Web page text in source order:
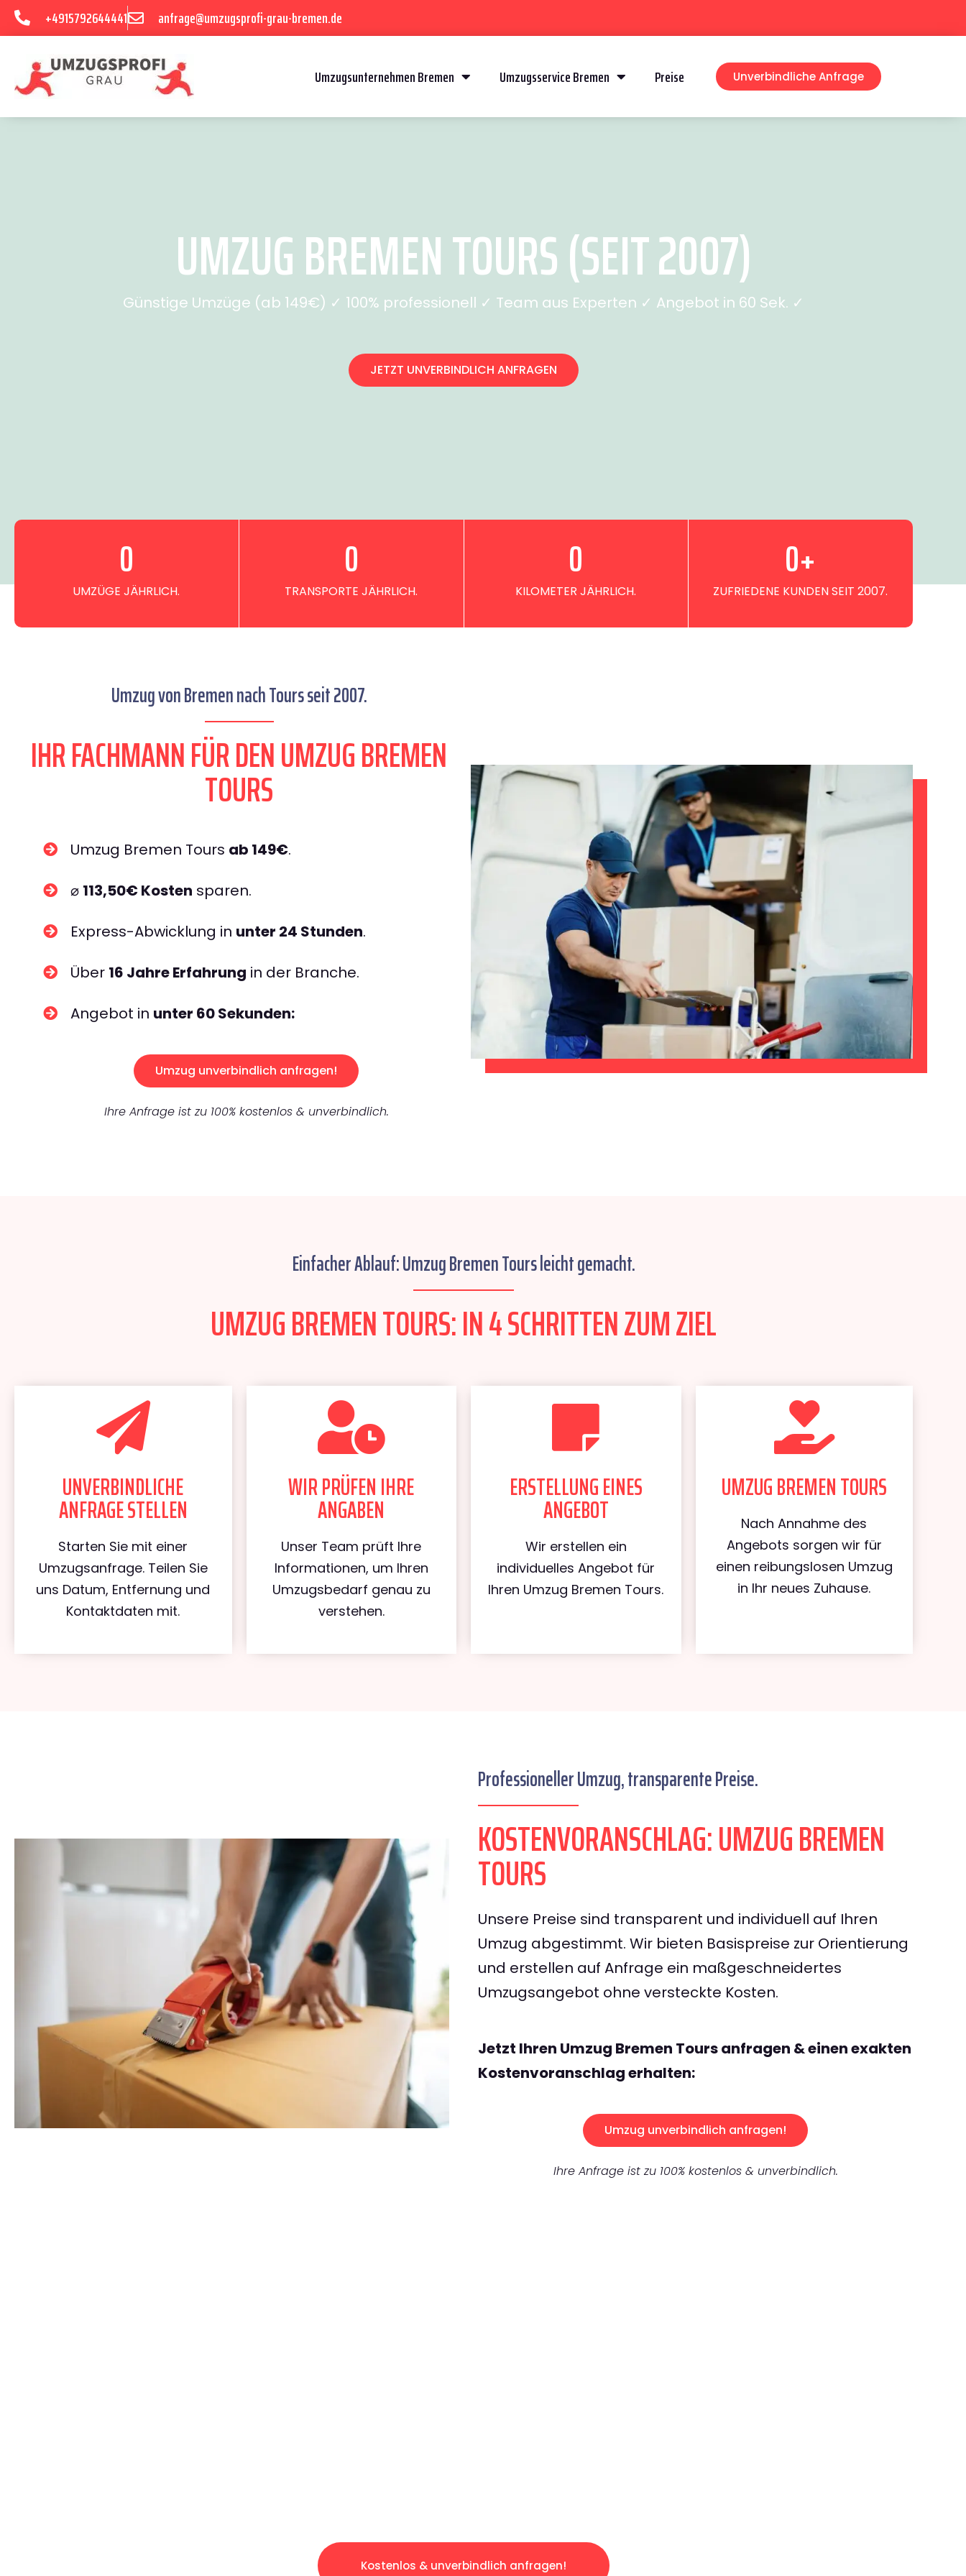
+4915792644441 anfrage@umzugsprofi-grau-bremen.de
Umzugsunternehmen Bremen Umzugsservice Bremen Preise Unverbindliche Anfrage
UMZUG BREMEN TOURS (SEIT 2007)
Günstige Umzüge (ab 149€) ✓ 100% professionell ✓ Team aus Experten ✓ Angebot in 60 Sek. ✓
JETZT UNVERBINDLICH ANFRAGEN
UMZÜGE JÄHRLICH.
0
TRANSPORTE JÄHRLICH.
0
KILOMETER JÄHRLICH.
0
ZUFRIEDENE KUNDEN SEIT 2007.
0+
Umzug von Bremen nach Tours seit 2007.
IHR FACHMANN FÜR DEN UMZUG BREMEN
TOURS
Umzug Bremen Tours ab 149€.
⌀ 113,50€ Kosten sparen.
Express-Abwicklung in unter 24 Stunden.
Über 16 Jahre Erfahrung in der Branche.
Angebot in unter 60 Sekunden:
Umzug unverbindlich anfragen!
Ihre Anfrage ist zu 100% kostenlos & unverbindlich.
Einfacher Ablauf: Umzug Bremen Tours leicht gemacht.
UMZUG BREMEN TOURS: IN 4 SCHRITTEN ZUM ZIEL
UNVERBINDLICHE
ANFRAGE STELLEN
Starten Sie mit einer
Umzugsanfrage. Teilen Sie
uns Datum, Entfernung und
Kontaktdaten mit.
WIR PRÜFEN IHRE
ANGABEN
Unser Team prüft Ihre
Informationen, um Ihren
Umzugsbedarf genau zu
verstehen.
ERSTELLUNG EINES
ANGEBOT
Wir erstellen ein
individuelles Angebot für
Ihren Umzug Bremen Tours.
UMZUG BREMEN TOURS
Nach Annahme des
Angebots sorgen wir für
einen reibungslosen Umzug
in Ihr neues Zuhause.
Professioneller Umzug, transparente Preise.
KOSTENVORANSCHLAG: UMZUG BREMEN
TOURS
Unsere Preise sind transparent und individuell auf Ihren
Umzug abgestimmt. Wir bieten Basispreise zur Orientierung
und erstellen auf Anfrage ein maßgeschneidertes
Umzugsangebot ohne versteckte Kosten.
Jetzt Ihren Umzug Bremen Tours anfragen & einen exakten
Kostenvoranschlag erhalten:
Umzug unverbindlich anfragen!
Ihre Anfrage ist zu 100% kostenlos & unverbindlich.
Kostenlos & unverbindlich anfragen!